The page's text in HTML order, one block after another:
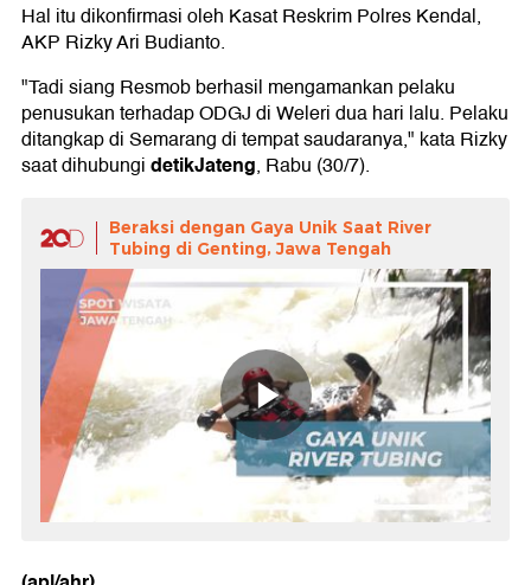
Hal itu dikonfirmasi oleh Kasat Reskrim Polres Kendal,
AKP Rizky Ari Budianto.
"Tadi siang Resmob berhasil mengamankan pelaku
penusukan terhadap ODGJ di Weleri dua hari lalu. Pelaku
ditangkap di Semarang di tempat saudaranya," kata Rizky
saat dihubungidetikJateng, Rabu (30/7).
Beraksi dengan Gaya Unik Saat River
Tubing di Genting, Jawa Tengah